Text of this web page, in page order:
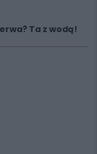
Ta z wodą!